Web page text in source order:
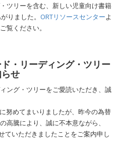
ツリーを含む、新しい児童向け書籍
りました。 ORTリソースセンターよ
覧ください。
ド・リーディング・ツリー
せ
ング・ツリーをご愛読いただき、誠
努めてまいりましたが、昨今の為替
高騰により、誠に不本意ながら、
ていただきましたことをご案内申し